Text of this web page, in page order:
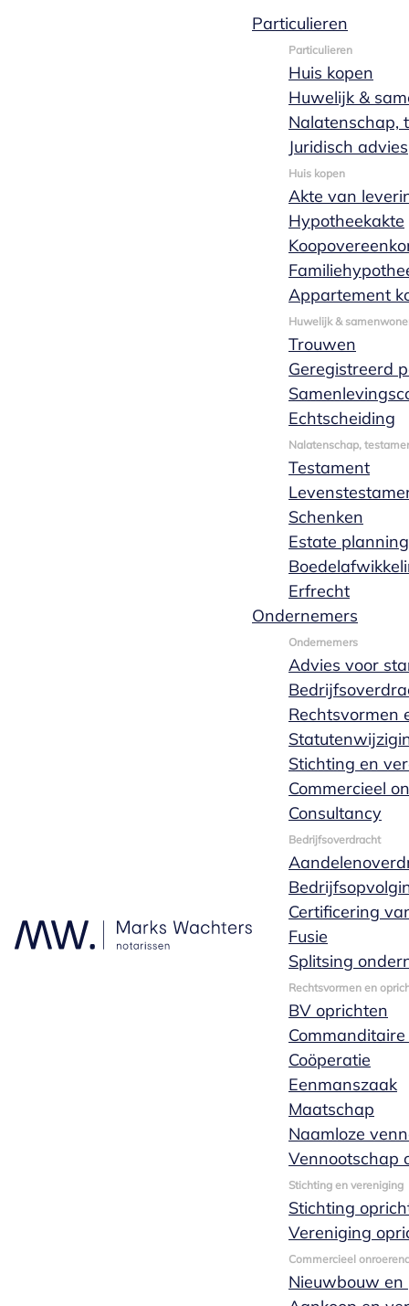
Particulieren
Particulieren
Huis kopen
Huwelijk &
Nalatenschap,
Juridisch advies
Huis kopen
Akte van
Hypotheekakte
Appartement
Huwelijk &
Trouwen
Geregistreerd
Echtscheiding
Nalatenschap,
Testament
Schenken
Estate planning
Erfrecht
Ondernemers
Ondernemers
Advies voor
Rechtsvormen
Stichting en
Commercieel
Consultancy
Bedrijfsoverdracht
Certificering
Fusie
Splitsing
Rechtsvormen en
BV oprichten
Coöperatie
Eenmanszaak
Maatschap
Naamloze
Vennootschap
Stichting en vereniging
Stichting
Vereniging
Commercieel
Nieuwbouw
1 min leestijd
Stage lopen
bij Personen-
Familierecht